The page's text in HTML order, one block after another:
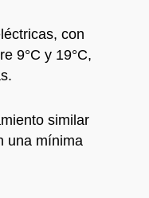
con
9°C y 19°C,
similar
una mínima